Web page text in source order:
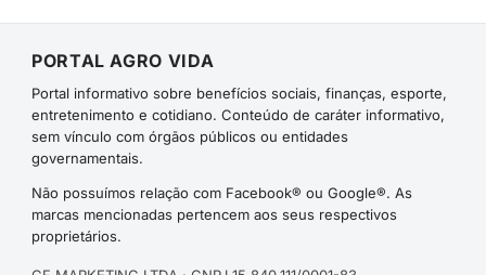
PORTAL AGRO VIDA
Portal informativo sobre benefícios sociais, finanças, esporte,
entretenimento e cotidiano. Conteúdo de caráter informativo,
sem vínculo com órgãos públicos ou entidades
governamentais.
Não possuímos relação com Facebook® ou Google®. As
marcas mencionadas pertencem aos seus respectivos
proprietários.